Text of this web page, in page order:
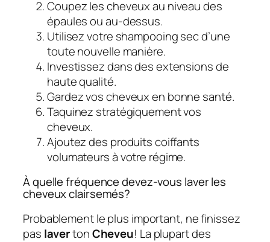
Coupez les cheveux au niveau des
épaules ou au-dessus.
Utilisez votre shampooing sec d’une
toute nouvelle manière.
Investissez dans des extensions de
haute qualité.
Gardez vos cheveux en bonne santé.
Taquinez stratégiquement vos
cheveux.
Ajoutez des produits coiffants
volumateurs à votre régime.
À quelle fréquence devez-vous laver les
cheveux clairsemés?
Probablement le plus important, ne finissez
pas lavertonCheveu! La plupart des